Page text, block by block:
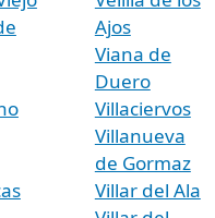
Ajos
Viana de
Duero
Villaciervos
Villanueva
de Gormaz
Villar del Ala